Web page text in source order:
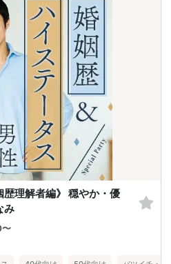
理解者編》 穏やか・優
み